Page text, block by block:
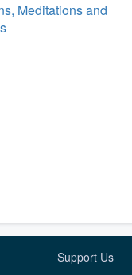
Meditations and
Support Us